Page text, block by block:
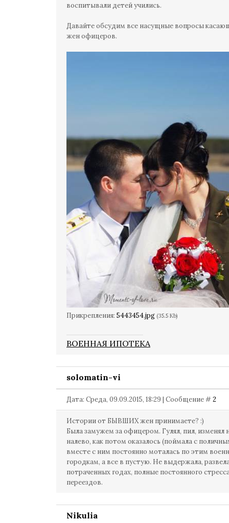
воспитывали детей учились.
Давайте обсудим все насущные вопросы
жен офицеров.
Прикрепления: 5443454.jpg (35.5 Kb)
ВОЕННАЯ ИПОТЕКА
solomatin-vi
Дата: Среда, 09.09.2015, 18:29 | Сообщение #2
Истории от БЫВШИХ жен принимаете? :)
Была замужем за офицером. Гулял, пил, изменял
налево, как потом оказалось (поймала с
вместе с ним постоянно моталась по этим
городкам, а все в пустую. Не выдержала,
потраченных годах, полные постоянного
переездов.
Nikulia